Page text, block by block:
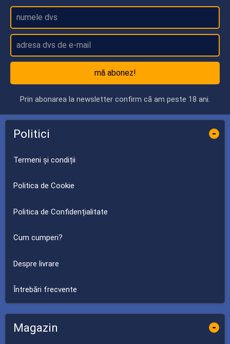
mă abonez!
Prin abonarea la newsletter confirm că am peste 18 ani.
Politici -
Termeni și condiții
Politica de Cookie
Politica de Confidențialitate
Cum cumperi?
Despre livrare
Întrebări frecvente
Magazin -